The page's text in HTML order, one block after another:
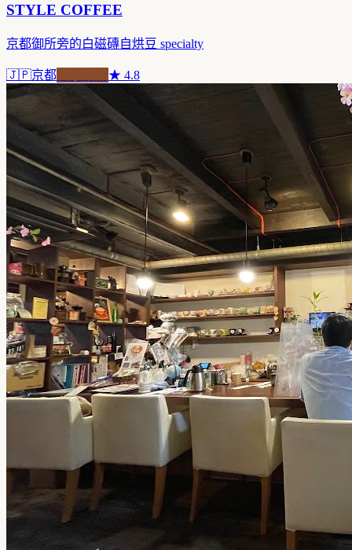
STYLE COFFEE
京都御所旁的白磁磚自烘豆 specialty
🇯🇵京都 ★ 4.8